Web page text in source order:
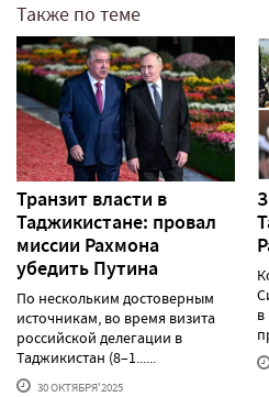
Также по теме
Транзит власти в
Таджикистане: провал
миссии Рахмона
убедить Путина
По нескольким достоверным
источникам, во время визита
российской делегации в
Таджикистан (8–1......
30 ОКТЯБРЯ'2025